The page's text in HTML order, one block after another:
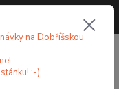
na Dobříšskou
:-)